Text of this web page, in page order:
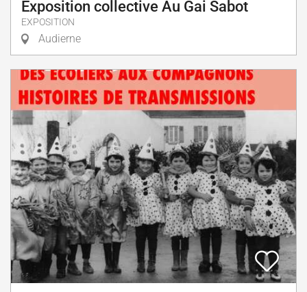
Exposition collective Au Gai Sabot
EXPOSITION
Audierne